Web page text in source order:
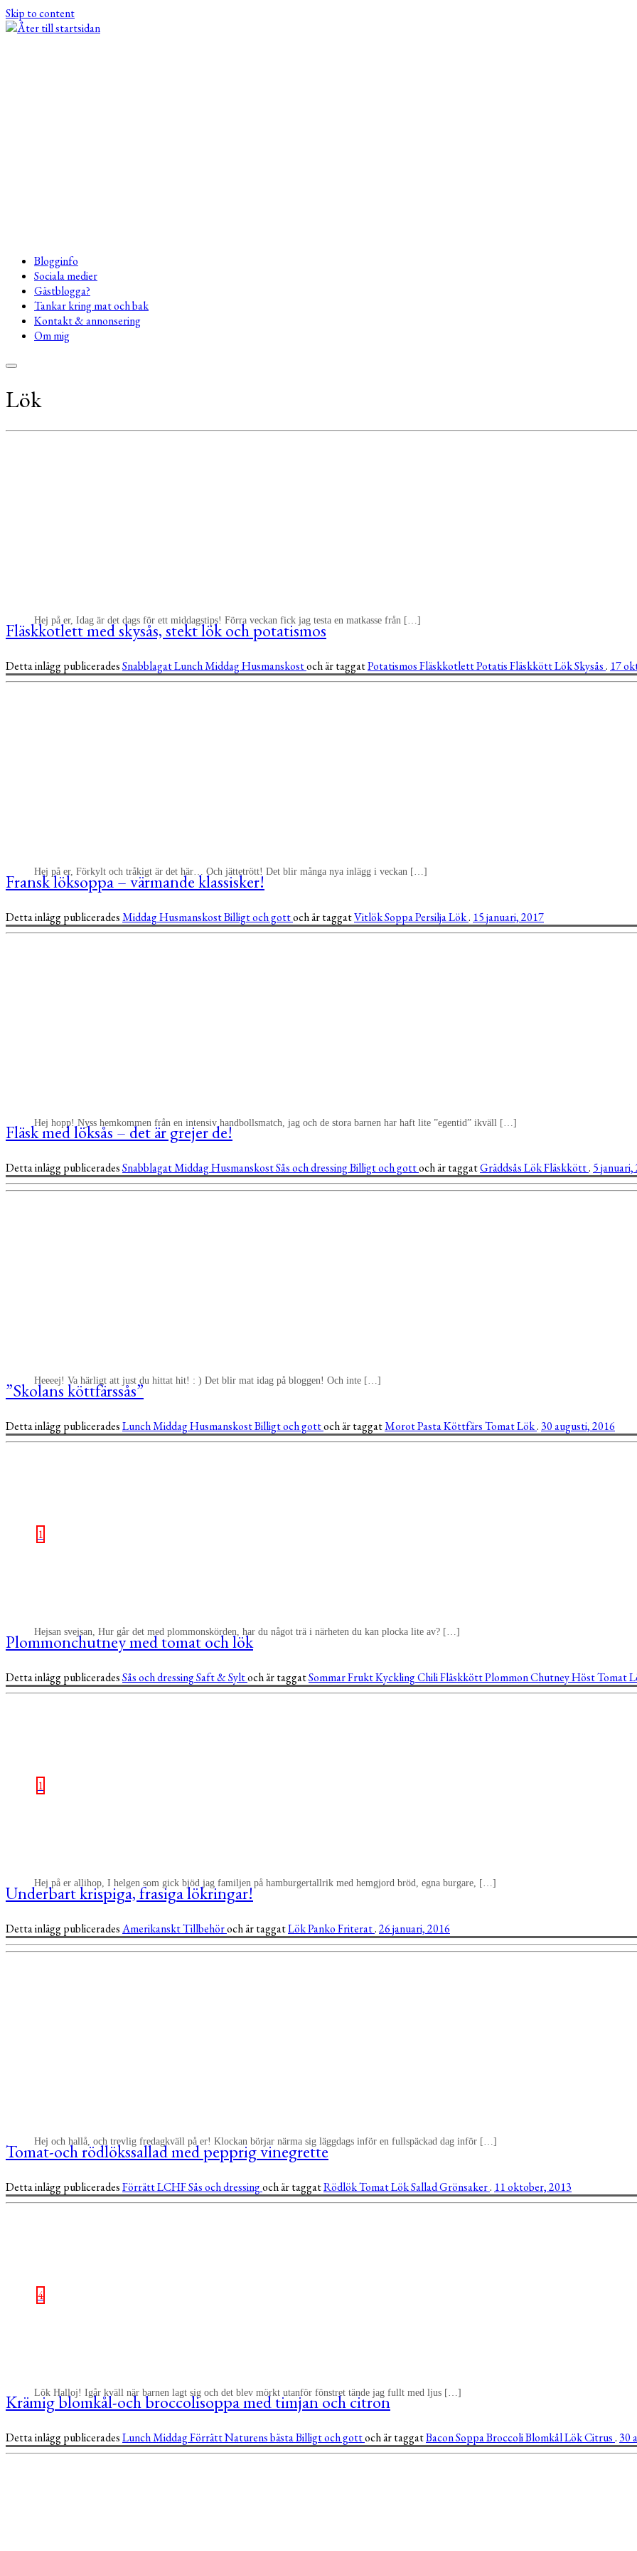
Skip to content
Blogginfo
Sociala medier
Gästblogga?
Tankar kring mat och bak
Kontakt & annonsering
Om mig
Lök
Hej på er, Idag är det dags för ett middagstips! Förra veckan fick jag testa en matkasse från […]
Fläskkotlett med skysås, stekt lök och potatismos
Detta inlägg publiceradesSnabblagatLunchMiddagHusmanskostoch är taggatPotatismosFläskkotlettPotatisFläskköttLökSkysås. 17
Hej på er, Förkylt och tråkigt är det här… Och jättetrött! Det blir många nya inlägg i veckan […]
Fransk löksoppa – värmande klassisker!
Detta inlägg publiceradesMiddagHusmanskostBilligt och gottoch är taggatVitlökSoppaPersiljaLök. 15 januari, 2017
Hej hopp! Nyss hemkommen från en intensiv handbollsmatch, jag och de stora barnen har haft lite ”egentid” ikväll […]
Fläsk med löksås – det är grejer de!
Detta inlägg publiceradesSnabblagatMiddagHusmanskostSås och dressingBilligt och gottoch är taggatGräddsåsLökFläskkött. 5 januari,
Heeeej! Va härligt att just du hittat hit! : ) Det blir mat idag på bloggen! Och inte […]
”Skolans köttfärssås”
Detta inlägg publiceradesLunchMiddagHusmanskostBilligt och gottoch är taggatMorotPastaKöttfärsTomatLök. 30 augusti, 2016
1
Hejsan svejsan, Hur går det med plommonskörden, har du något trä i närheten du kan plocka lite av? […]
Plommonchutney med tomat och lök
Detta inlägg publiceradesSås och dressingSaft & Syltoch är taggatSommarFruktKycklingChiliFläskköttPlommonChutneyHöstTomat
1
Hej på er allihop, I helgen som gick bjöd jag familjen på hamburgertallrik med hemgjord bröd, egna burgare, […]
Underbart krispiga, frasiga lökringar!
Detta inlägg publiceradesAmerikansktTillbehöroch är taggatLökPankoFriterat.26 januari, 2016
Hej och hallå, och trevlig fredagkväll på er! Klockan börjar närma sig läggdags inför en fullspäckad dag inför […]
Tomat-och rödlökssallad med pepprig vinegrette
Detta inlägg publiceradesFörrättLCHFSås och dressingoch är taggatRödlökTomatLökSalladGrönsaker. 11 oktober, 2013
4
Lök Halloj! Igår kväll när barnen lagt sig och det blev mörkt utanför fönstret tände jag fullt med ljus […]
Krämig blomkål-och broccolisoppa med timjan och citron
Detta inlägg publiceradesLunchMiddagFörrättNaturens bästaBilligt och gottoch är taggatBaconSoppaBroccoliBlomkålLökCitrus. 30